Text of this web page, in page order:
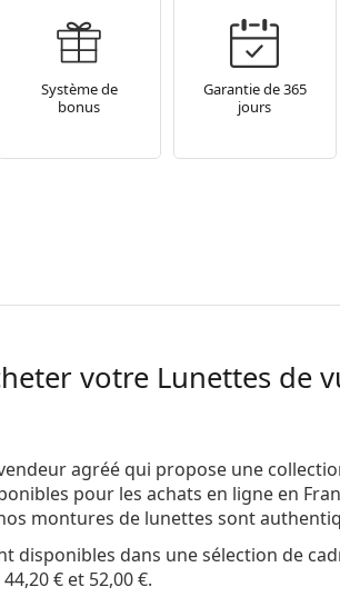
Système de
bonus
Garantie de 365
jours
votre Lunettes de
agréé qui propose une
pour les achats en ligne en
montures de lunettes sont
disponibles dans une sélection de
44,20 € et 52,00 €.